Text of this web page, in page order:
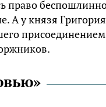
право
А у князя